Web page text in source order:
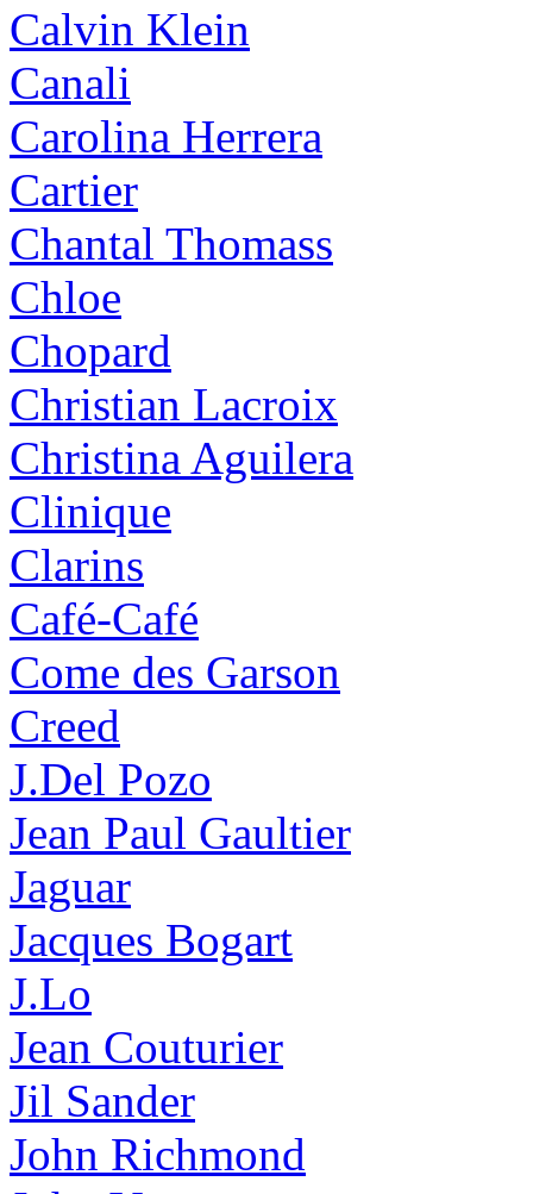
Calvin Klein
Canali
Carolina Herrera
Cartier
Chantal Thomass
Chloe
Chopard
Christian Lacroix
Christina Aguilera
Clinique
Clarins
Café-Café
Come des Garson
Creed
J.Del Pozo
Jean Paul Gaultier
Jaguar
Jacques Bogart
J.Lo
Jean Couturier
Jil Sander
John Richmond